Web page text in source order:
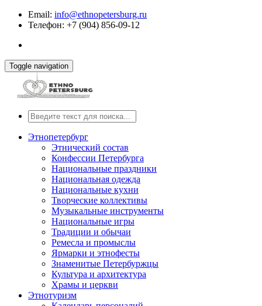
Email: info@ethnopetersburg.ru
Телефон: +7 (904) 856-09-12
Toggle navigation
Этнопетербург
Этнический состав
Конфессии Петербурга
Национальные праздники
Национальная одежда
Национальные кухни
Творческие коллективы
Музыкальные инструменты
Национальные игры
Традиции и обычаи
Ремесла и промыслы
Ярмарки и этнофесты
Знаменитые Петербуржцы
Культура и архитектура
Храмы и церкви
Этнотуризм